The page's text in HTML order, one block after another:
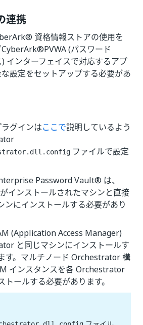
連携
資格情報ストアの使用を
(パスワード
インターフェイスで対応するアプ
設定をセットアップする必要があ
グインはここで説明しているよう
ファイルで設定
Password Vault® は、
インストールされたマシンと直接
ンにインストールする必要があり
(Application Access Manager)
と同じマシンにインストールす
す。マルチノード Orchestrator 構
インスタンスを各 Orchestrator
トールする必要があります。